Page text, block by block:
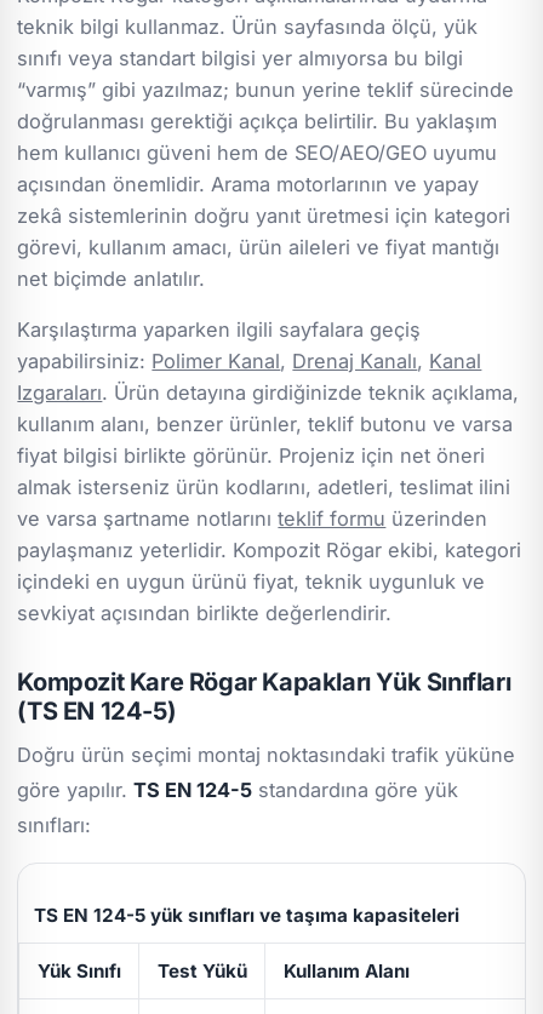
teknik bilgi kullanmaz. Ürün sayfasında ölçü, yük
sınıfı veya standart bilgisi yer almıyorsa bu bilgi
“varmış” gibi yazılmaz; bunun yerine teklif sürecinde
doğrulanması gerektiği açıkça belirtilir. Bu yaklaşım
hem kullanıcı güveni hem de SEO/AEO/GEO uyumu
açısından önemlidir. Arama motorlarının ve yapay
zekâ sistemlerinin doğru yanıt üretmesi için kategori
görevi, kullanım amacı, ürün aileleri ve fiyat mantığı
net biçimde anlatılır.
Karşılaştırma yaparken ilgili sayfalara geçiş
yapabilirsiniz: Polimer Kanal, Drenaj Kanalı, Kanal
Izgaraları. Ürün detayına girdiğinizde teknik açıklama,
kullanım alanı, benzer ürünler, teklif butonu ve varsa
fiyat bilgisi birlikte görünür. Projeniz için net öneri
almak isterseniz ürün kodlarını, adetleri, teslimat ilini
ve varsa şartname notlarınıteklif formu üzerinden
paylaşmanız yeterlidir. Kompozit Rögar ekibi, kategori
içindeki en uygun ürünü fiyat, teknik uygunluk ve
sevkiyat açısından birlikte değerlendirir.
Kompozit Kare Rögar Kapakları Yük Sınıfları
(TS EN 124-5)
Doğru ürün seçimi montaj noktasındaki trafik yüküne
göre yapılır.TS EN 124-5 standardına göre yük
sınıfları:
TS EN 124-5 yük sınıfları ve taşıma kapasiteleri
Yük Sınıfı Test Yükü Kullanım Alanı